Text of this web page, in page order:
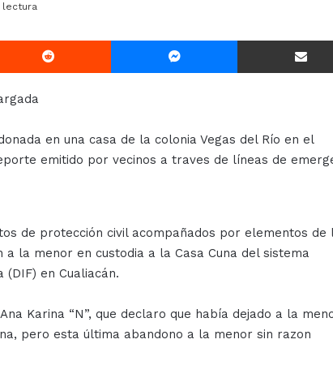
lectura
Reddit Messenger
en una casa de la colonia Vegas del Río en el
emitido por vecinos a traves de líneas de
de protección civil acompañados por elementos de
la menor en custodia a la Casa Cuna del sistema
en Cualiacán.
Karina “N”, que declaro que había dejado a la
pero esta última abandono a la menor sin razon